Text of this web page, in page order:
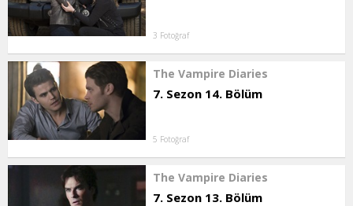
3 Fotoğraf
The Vampire Diaries
7. Sezon 14. Bölüm
5 Fotoğraf
The Vampire Diaries
7. Sezon 13. Bölüm